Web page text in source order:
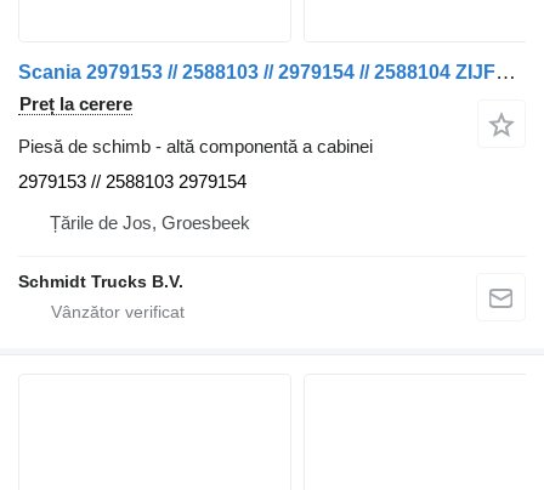
Scania 2979153 // 2588103 // 2979154 // 2588104 ZIJFENDERS P 320 NGS pentru camion
Preț la cerere
Piesă de schimb - altă componentă a cabinei
2979153 // 2588103 2979154
Țările de Jos, Groesbeek
Schmidt Trucks B.V.